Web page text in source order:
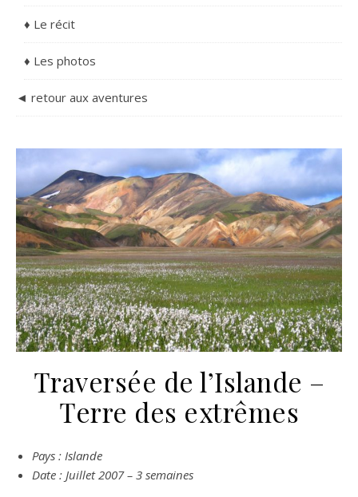
♦ Le récit
♦ Les photos
◄ retour aux aventures
Traversée de l’Islande –
Terre des extrêmes
Pays : Islande
Date : Juillet 2007 – 3 semaines